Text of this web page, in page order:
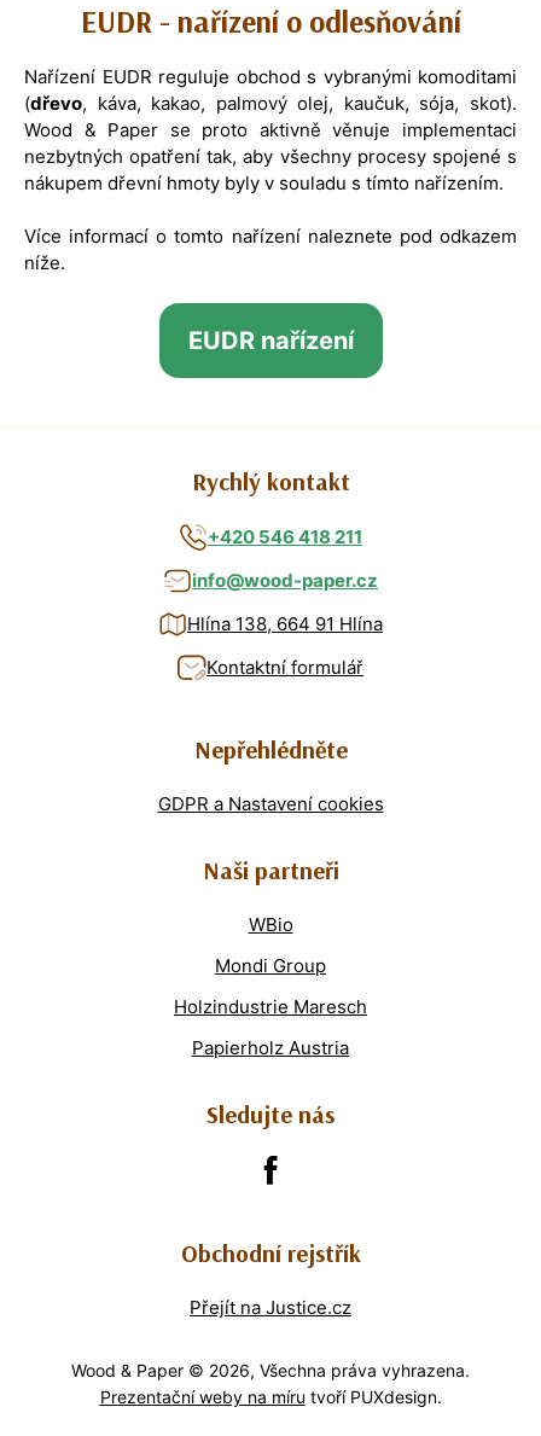
EUDR - nařízení o odlesňování
Nařízení EUDR reguluje obchod s vybranými komoditami
(dřevo, káva, kakao, palmový olej, kaučuk, sója, skot).
Wood & Paper se proto aktivně věnuje implementaci
nezbytných opatření tak, aby všechny procesy spojené s
nákupem dřevní hmoty byly v souladu s tímto nařízením.
Více informací o tomto nařízení naleznete pod odkazem
níže.
EUDR nařízení
Rychlý kontakt
+420 546 418 211
info@wood-paper.cz
Hlína 138, 664 91 Hlína
Kontaktní formulář
Nepřehlédněte
GDPR a Nastavení cookies
Naši partneři
WBio
Mondi Group
Holzindustrie Maresch
Papierholz Austria
Sledujte nás
Obchodní rejstřík
Přejít na Justice.cz
Wood & Paper © 2026, Všechna práva vyhrazena.
Prezentační weby na míru tvoří PUXdesign.